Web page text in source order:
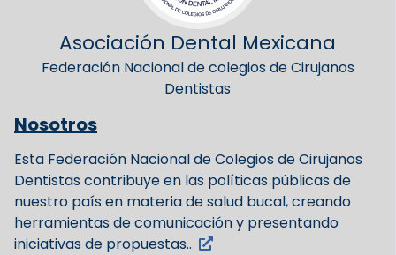
Asociación Dental Mexicana
Federación Nacional de colegios de Cirujanos
Dentistas
Nosotros
Esta Federación Nacional de Colegios de Cirujanos
Dentistas contribuye en las políticas públicas de
nuestro país en materia de salud bucal, creando
herramientas de comunicación y presentando
iniciativas de propuestas..